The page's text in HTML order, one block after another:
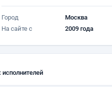
Город
Москва
На сайте с
2009 года